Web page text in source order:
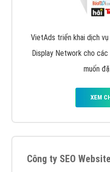
VietAds triển khai dịch
Display Network cho các
muốn
XEM
Công ty SEO Website